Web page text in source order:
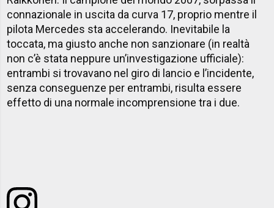
connazionale in uscita da curva 17, proprio mentre il
pilota Mercedes sta accelerando. Inevitabile la
toccata, ma giusto anche non sanzionare (in realtà
non c’è stata neppure un’investigazione ufficiale):
entrambi si trovavano nel giro di lancio e l’incidente,
senza conseguenze per entrambi, risulta essere
effetto di una normale incomprensione tra i due.